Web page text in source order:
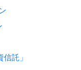
託」